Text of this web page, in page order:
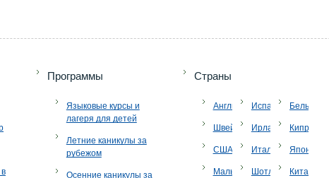
Программы
Языковые курсы и
лагеря для детей
Летние каникулы за
рубежом
Осенние каникулы за
Страны
Англия
Швейцария
США
Мальта
Испания
Ирландия
Италия
Шотландия
Бельгия
Кипр
Япония
Китай